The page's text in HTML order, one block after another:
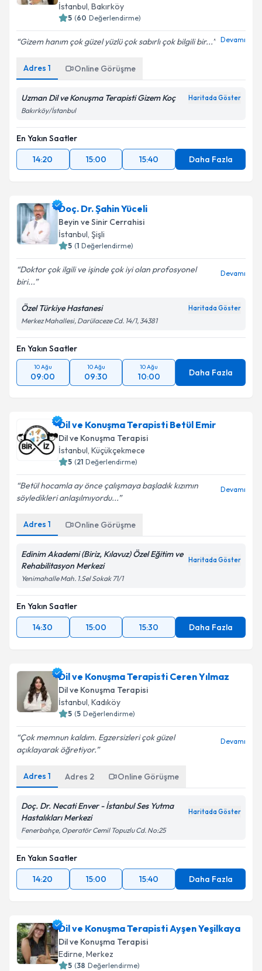
İstanbul, Bakırköy
5 (60 Değerlendirme)
Gizem hanım çok güzel yüzlü çok sabırlı çok bilgili bir... Devamı
Adres 1 Online Görüşme
Uzman Dil ve Konuşma Terapisti Gizem Koç Haritada Göster
Bakırköy/İstanbul
En Yakın Saatler
14:20
15:00 15:40 Daha Fazla
Doç. Dr. Şahin Yüceli
Beyin ve Sinir Cerrahisi
İstanbul, Şişli
5 (1 Değerlendirme)
Doktor çok ilgili ve işinde çok iyi olan profosyonel
biri...
Devamı
Özel Türkiye Hastanesi Haritada Göster
Merkez Mahallesi, Darülaceze Cd. 14/1, 34381
En Yakın Saatler
10 Ağu
09:00
10 Ağu
09:30
10 Ağu
10:00 Daha Fazla
Dil ve Konuşma Terapisti Betül Emir
Dil ve Konuşma Terapisi
İstanbul, Küçükçekmece
5 (21 Değerlendirme)
Betül hocamla ay önce çalışmaya başladık kızımın
söyledikleri anlaşılmıyordu...
Devamı
Adres 1 Online Görüşme
Edinim Akademi (Biriz, Kılavuz) Özel Eğitim ve
Rehabilitasyon Merkezi
Haritada Göster
Yenimahalle Mah. 1.Sel Sokak 71/1
En Yakın Saatler
14:30
15:00 15:30 Daha Fazla
Dil ve Konuşma Terapisti Ceren Yılmaz
Dil ve Konuşma Terapisi
İstanbul, Kadıköy
5 (5 Değerlendirme)
Çok memnun kaldım. Egzersizleri çok güzel
açıklayarak öğretiyor.
Devamı
Adres 1 Adres 2 Online Görüşme
Doç. Dr. Necati Enver - İstanbul Ses Yutma
Hastalıkları Merkezi
Haritada Göster
Fenerbahçe, Operatör Cemil Topuzlu Cd. No:25
En Yakın Saatler
14:20
15:00 15:40 Daha Fazla
Dil ve Konuşma Terapisti Ayşen Yeşilkaya
Dil ve Konuşma Terapisi
Edirne, Merkez
5 (38 Değerlendirme)